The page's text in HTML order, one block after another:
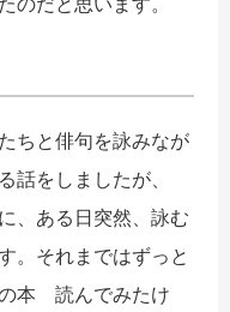
ちと俳句を詠みなが
話をしましたが、
、ある日突然、詠む
。それまではずっと
本 読んでみたけ